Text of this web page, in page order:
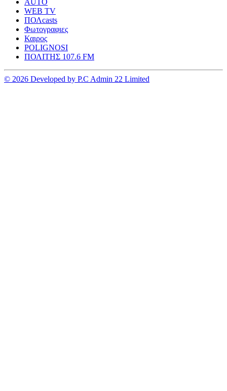
WEB TV
ΠΟΛcasts
Φωτογραφιες
Καιρος
POLIGNOSI
ΠΟΛΙΤΗΣ 107.6 FM
© 2026 Developed by P.C Admin 22 Limited